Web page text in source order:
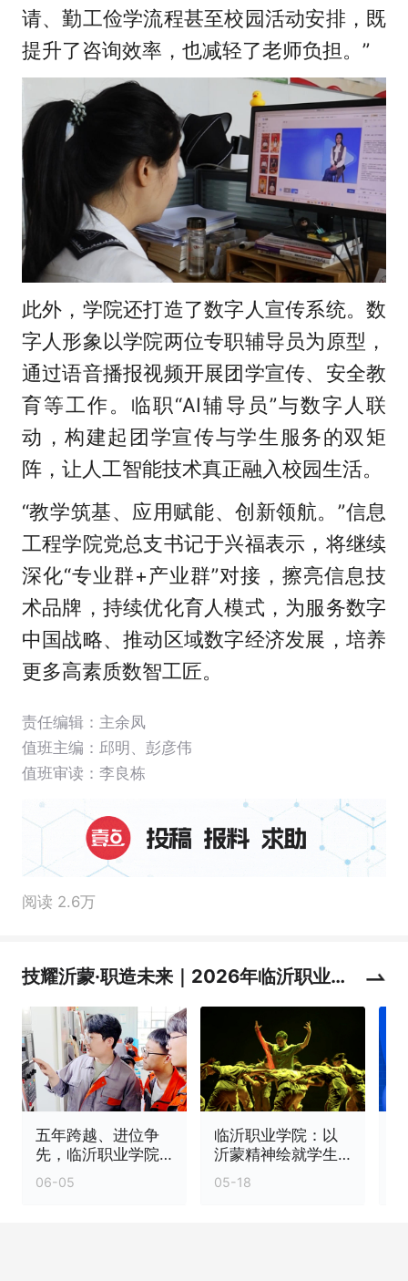
请、勤工俭学流程甚至校园活动安排，既
提升了咨询效率，也减轻了老师负担。”
此外，学院还打造了数字人宣传系统。数
字人形象以学院两位专职辅导员为原型，
通过语音播报视频开展团学宣传、安全教
育等工作。临职“AI辅导员”与数字人联
动，构建起团学宣传与学生服务的双矩
阵，让人工智能技术真正融入校园生活。
“教学筑基、应用赋能、创新领航。”信息
工程学院党总支书记于兴福表示，将继续
深化“专业群+产业群”对接，擦亮信息技
术品牌，持续优化育人模式，为服务数字
中国战略、推动区域数字经济发展，培养
更多高素质数智工匠。
责任编辑：主余凤
值班主编： 邱明 、 彭彦伟
值班审读：李良栋
阅读 2.6万
技耀沂蒙·职造未来｜2026年临沂职业学
院职业教育活动周
五年跨越、进位争
先，临沂职业学院
跑出高质量发展“加
速度”
06-05
临沂职业学院：以
沂蒙精神绘就学生
成长底色
05-18